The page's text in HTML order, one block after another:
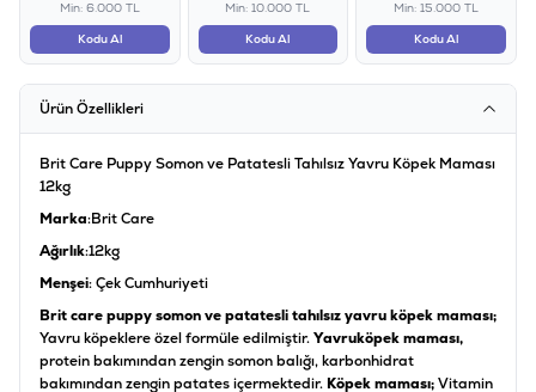
Min: 6.000 TL
Kodu Al
Min: 10.000 TL
Kodu Al
Min: 15.000 TL
Kodu Al
Ürün Özellikleri
Brit Care Puppy Somon ve Patatesli Tahılsız Yavru Köpek Maması
12kg
Marka:Brit Care
Ağırlık:12kg
Menşei: Çek Cumhuriyeti
Brit care puppy somon ve patatesli tahılsız yavru köpek maması;
Yavru köpeklere özel formüle edilmiştir.Yavruköpek maması,
protein bakımından zengin somon balığı, karbonhidrat
bakımından zengin patates içermektedir. Köpek maması;Vitamin